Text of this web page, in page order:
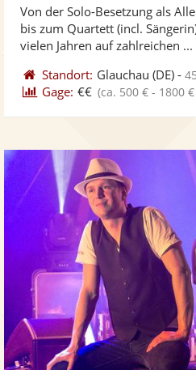
Von der Solo-Besetzung als
bis zum Quartett (incl.
vielen Jahren auf zahlreichen ...
Standort: Glauchau (DE) -
Gage: €€ (ca. 500 € - 1800